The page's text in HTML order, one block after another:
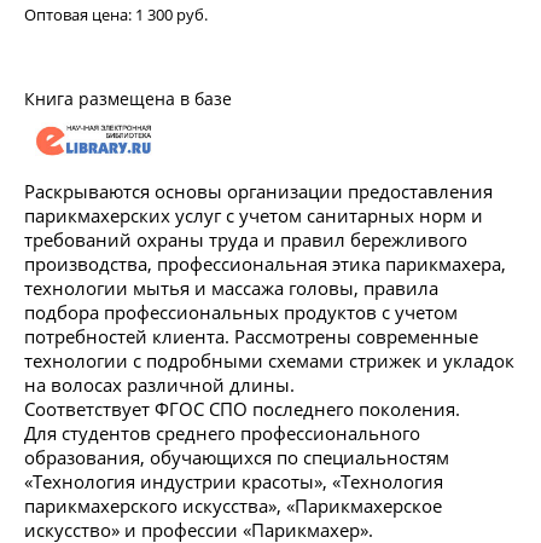
Оптовая цена: 1 300 руб.
Книга размещена в базе
Раскрываются основы организации предоставления
парикмахерских услуг с учетом санитарных норм и
требований охраны труда и правил бережливого
производства, профессиональная этика парикмахера,
технологии мытья и массажа головы, правила
подбора профессиональных продуктов с учетом
потребностей клиента. Рассмотрены современные
технологии с подробными схемами стрижек и укладок
на волосах различной длины.
Соответствует ФГОС СПО последнего поколения.
Для студентов среднего профессионального
образования, обучающихся по специальностям
«Технология индустрии красоты», «Технология
парикмахерского искусства», «Парикмахерское
искусство» и профессии «Парикмахер».